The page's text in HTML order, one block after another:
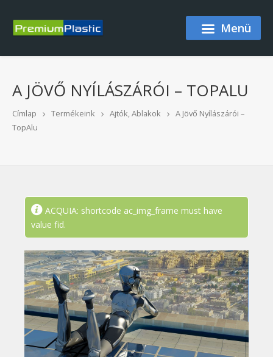
Menü
A JÖVŐ NYÍLÁSZÁRÓI – TOPALU
Címlap Termékeink Ajtók, Ablakok
A Jövő Nyílászárói –
TopAlu
ÁLLAPOTÜZENET
ACQUIA: shortcode ac_img_frame must have
value fid.